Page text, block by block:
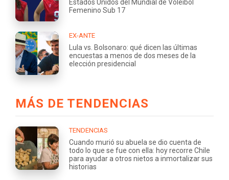
Estados Unidos del Mundial de Vóleibol
Femenino Sub 17
EX-ANTE
Lula vs. Bolsonaro: qué dicen las últimas
encuestas a menos de dos meses de la
elección presidencial
MÁS DE TENDENCIAS
TENDENCIAS
Cuando murió su abuela se dio cuenta de
todo lo que se fue con ella: hoy recorre Chile
para ayudar a otros nietos a inmortalizar sus
historias